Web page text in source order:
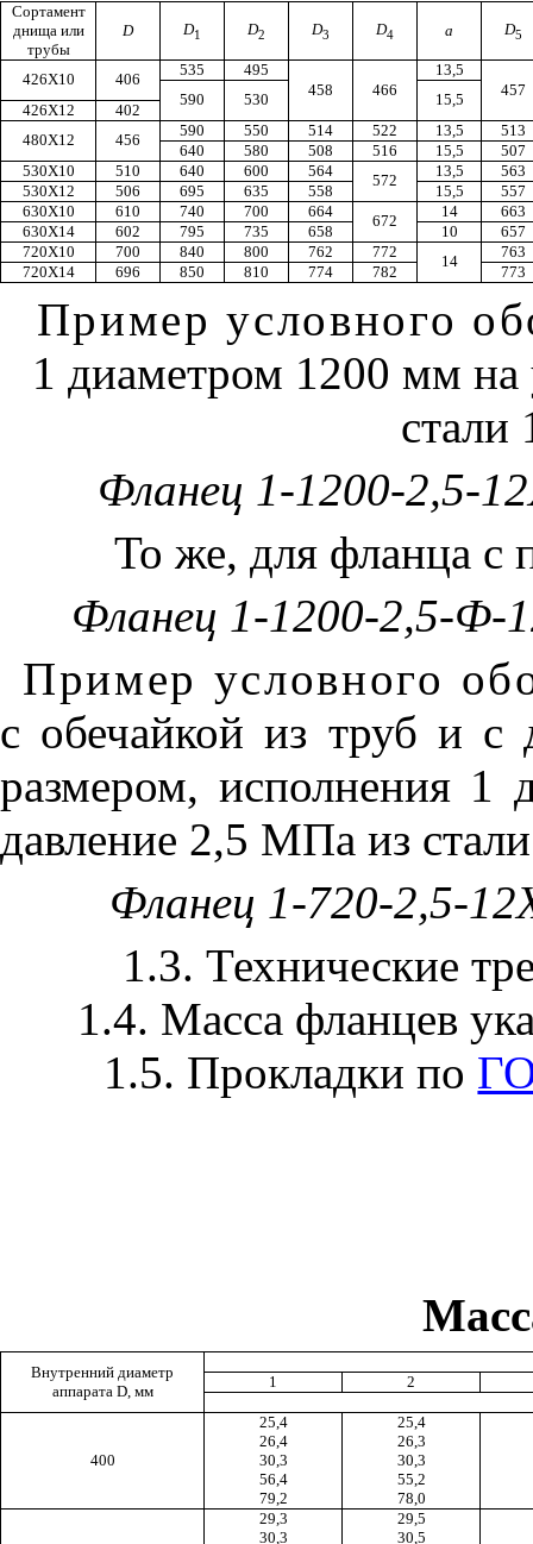
Сортамент
днища или
трубы
D D1 D2 D3 D4 а D5
426Х10 406
535
495
458
466
13,5
457
590 530 15,5
426Х12
402
480Х12
456
590 550 514 522 13,5
513
640
580 508 516 15,5
507
530Х10
510 640 600 564
572
13,5
563
530Х12
506 695 635 558 15,5
557
630Х10
610 740 700 664
672
14
663
630Х14
602 795 735 658 10
657
720Х10
700 840 800 762 772
14
763
720X14 696 850 810 774 782 773
Пример условного
1 диаметром 1200 мм
Фланец 1-1200-2,5-
То же, для фланца с
Фланец 1-1200-2,5-Ф-
Пример условного
с обечайкой из труб и
размером, исполнения 1
давление 2,5 МПа из
Фланец 1-720-2,5-
1.3. Технические
1.4. Масса фланцев
1.5. Прокладки по
Внутренний диаметр
аппарата D, мм
1 2
400
25,4
25,4
26,4
26,3
30,3
30,3
56,4
55,2
79,2
78,0
29,3
29,5
30,3
30,5